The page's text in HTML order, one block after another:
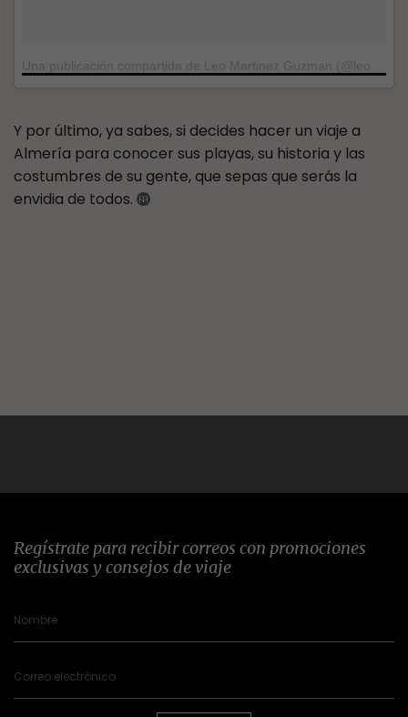
Y por último, ya sabes, si decides hacer un viaje a
Almería para conocer sus playas, su historia y las
costumbres de su gente, que sepas que serás la
envidia de todos.
Regístrate para recibir correos con promociones
exclusivas y consejos de viaje